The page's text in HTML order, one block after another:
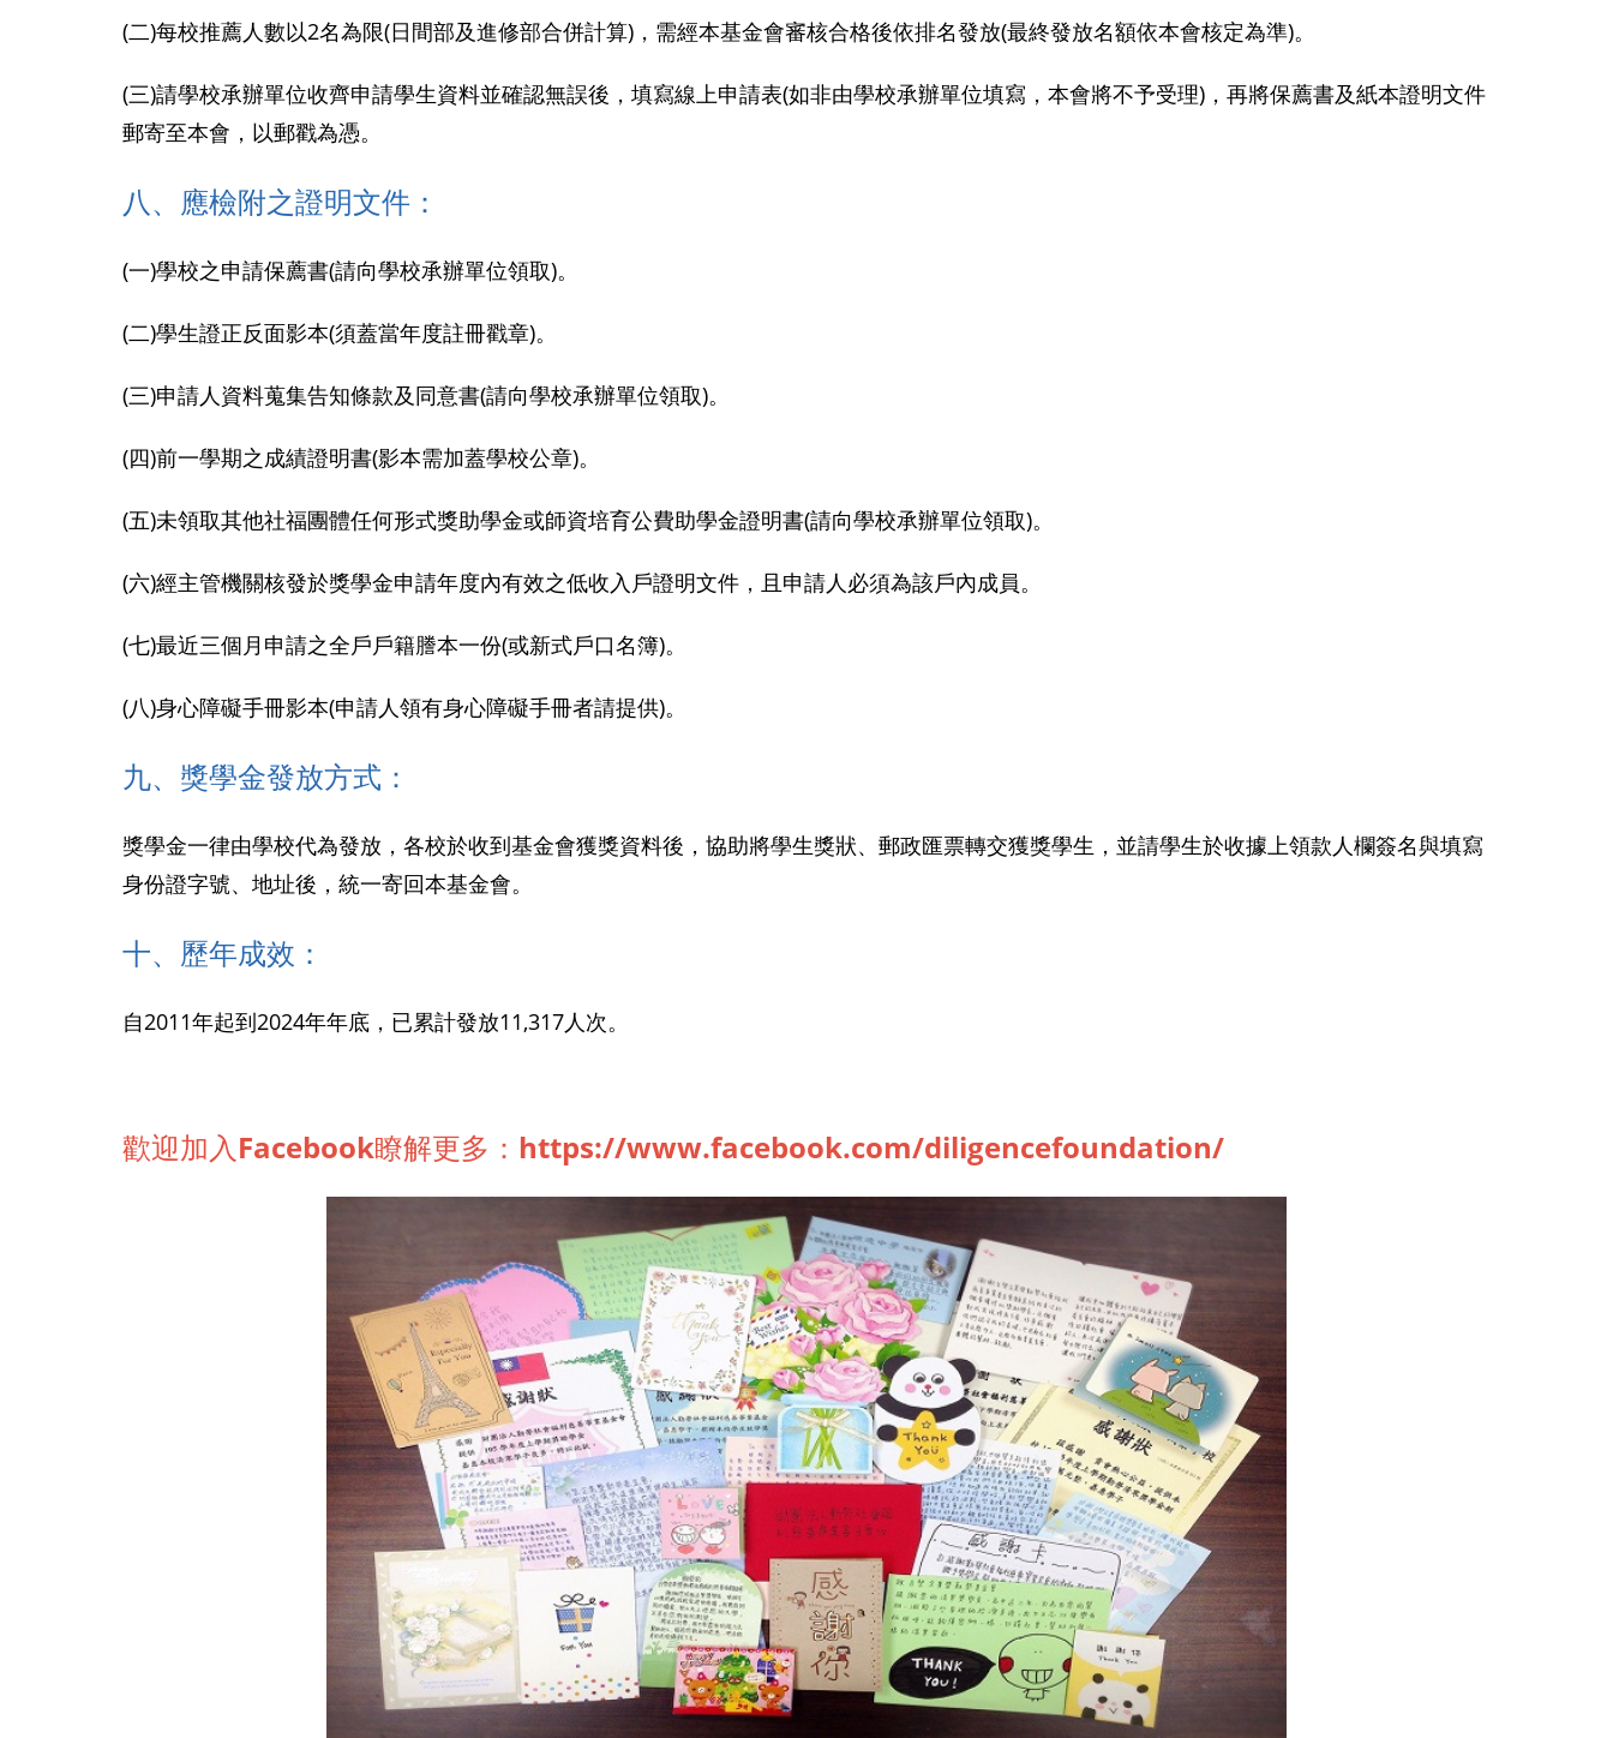
(二)每校推薦人數以2名為限(日間部及進修部合併計算)，需經本基金會審核合格後依排名發放(最終發放名額依本會核定為準)。
(三)請學校承辦單位收齊申請學生資料並確認無誤後，填寫線上申請表(如非由學校承辦單位填寫，本會將不予受理)，再將保薦書及紙本證明文件
郵寄至本會，以郵戳為憑。
八、應檢附之證明文件：
(一)學校之申請保薦書(請向學校承辦單位領取)。
(二)學生證正反面影本(須蓋當年度註冊戳章)。
(三)申請人資料蒐集告知條款及同意書(請向學校承辦單位領取)。
(四)前一學期之成績證明書(影本需加蓋學校公章)。
(五)未領取其他社福團體任何形式獎助學金或師資培育公費助學金證明書(請向學校承辦單位領取)。
(六)經主管機關核發於獎學金申請年度內有效之低收入戶證明文件，且申請人必須為該戶內成員。
(七)最近三個月申請之全戶戶籍謄本一份(或新式戶口名簿)。
(八)身心障礙手冊影本(申請人領有身心障礙手冊者請提供)。
九、獎學金發放方式：
獎學金一律由學校代為發放，各校於收到基金會獲獎資料後，協助將學生獎狀、郵政匯票轉交獲獎學生，並請學生於收據上領款人欄簽名與填寫
身份證字號、地址後，統一寄回本基金會。
十、歷年成效：
自2011年起到2024年年底，已累計發放11,317人次。
歡迎加入Facebook瞭解更多： https://www.facebook.com/diligencefoundation/